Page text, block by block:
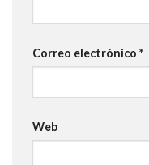
Correo electrónico *
Web